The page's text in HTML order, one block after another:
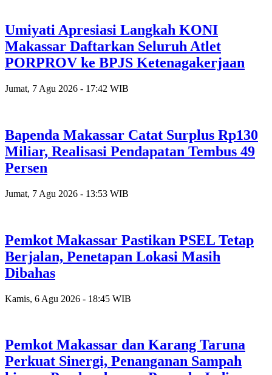
Umiyati Apresiasi Langkah KONI
Makassar Daftarkan Seluruh Atlet
PORPROV ke BPJS Ketenagakerjaan
Jumat, 7 Agu 2026 - 17:42 WIB
Bapenda Makassar Catat Surplus Rp130
Miliar, Realisasi Pendapatan Tembus 49
Persen
Jumat, 7 Agu 2026 - 13:53 WIB
Pemkot Makassar Pastikan PSEL Tetap
Berjalan, Penetapan Lokasi Masih
Dibahas
Kamis, 6 Agu 2026 - 18:45 WIB
Pemkot Makassar dan Karang Taruna
Perkuat Sinergi, Penanganan Sampah